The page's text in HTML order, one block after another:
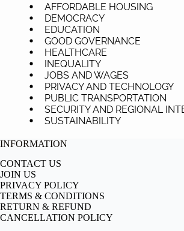
AFFORDABLE HOUSING
DEMOCRACY
EDUCATION
GOOD GOVERNANCE
HEALTHCARE
INEQUALITY
JOBS AND WAGES
PRIVACY AND TECHNOLOGY
PUBLIC TRANSPORTATION
SECURITY AND REGIONAL
SUSTAINABILITY
INFORMATION
CONTACT US
JOIN US
PRIVACY POLICY
TERMS & CONDITIONS
RETURN & REFUND
CANCELLATION POLICY